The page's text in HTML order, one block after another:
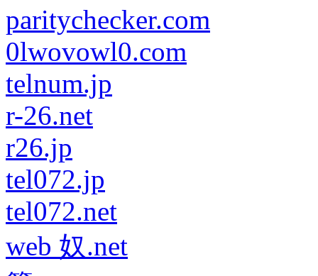
paritychecker.com
0lwovowl0.com
telnum.jp
r-26.net
r26.jp
tel072.jp
tel072.net
web 奴.net